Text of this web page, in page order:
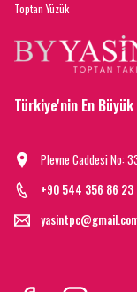
Toptan Yüzük
Türkiye'nin En
Plevne Caddesi No:
+90 544 356 86 23